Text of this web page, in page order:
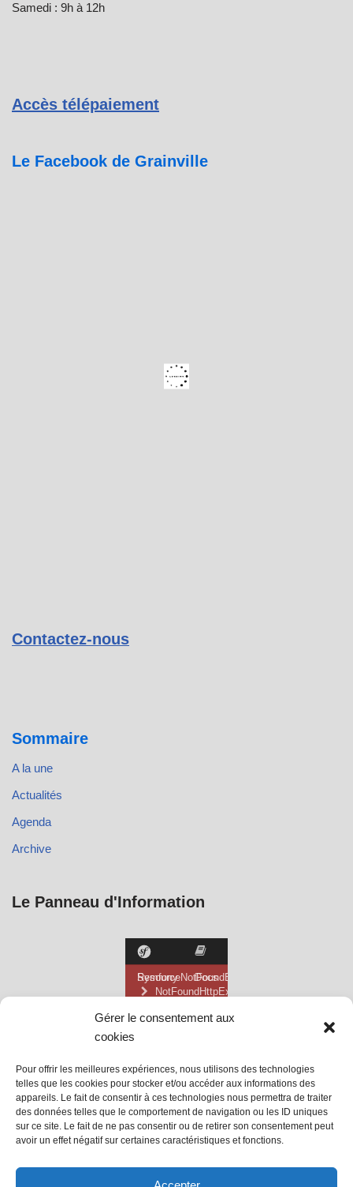
Gérer le consentement aux
cookies
Pour offrir les meilleures expériences, nous utilisons des technologies
telles que les cookies pour stocker et/ou accéder aux informations des
appareils. Le fait de consentir à ces technologies nous permettra de traiter
des données telles que le comportement de navigation ou les ID uniques
sur ce site. Le fait de ne pas consentir ou de retirer son consentement peut
avoir un effet négatif sur certaines caractéristiques et fonctions.
Samedi : 9h à 12h
Accès télépaiement
Le Facebook de Grainville
Contactez-nous
Sommaire
A la une
Actualités
Agenda
Archive
Le Panneau d'Information
@ Mairie de Grainville la Teinturière